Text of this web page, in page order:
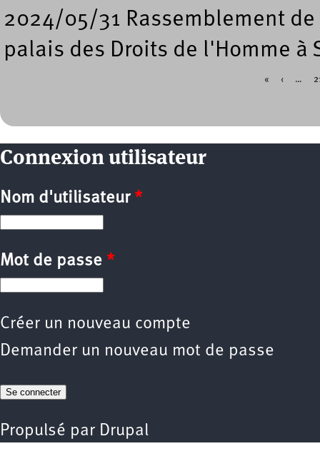
2024/05/31 Rassemblement
palais des Droits de l'Homme à
« ‹ …
Connexion utilisateur
Nom d'utilisateur *
Mot de passe *
Créer un nouveau compte
Demander un nouveau mot de passe
Propulsé par Drupal